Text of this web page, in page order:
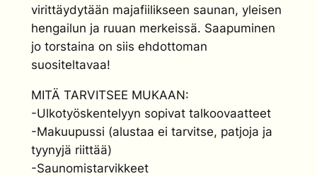
virittäydytään majafiilikseen saunan, yleisen
hengailun ja ruuan merkeissä. Saapuminen
jo torstaina on siis ehdottoman
suositeltavaa!
MITÄ TARVITSEE MUKAAN:
-Ulkotyöskentelyyn sopivat talkoovaatteet
-Makuupussi (alustaa ei tarvitse, patjoja ja
tyynyjä riittää)
-Saunomistarvikkeet